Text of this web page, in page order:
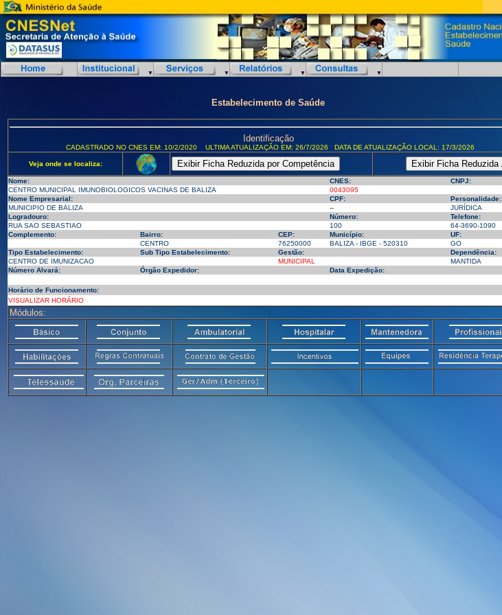
Estabelecimento de Saúde
Identificação
CADASTRADO NO CNES EM: 10/2/2020 ULTIMA ATUALIZAÇÃO EM: 26/7/2026 DATA DE ATUALIZAÇÃO LOCAL: 17/3/2026
Veja onde se localiza:
Nome: CNES:
CNPJ:
CENTRO MUNICIPAL IMUNOBIOLOGICOS VACINAS DE BALIZA
0043095
Nome Empresarial:
CPF:
Personalidade:
MUNICIPIO DE BALIZA
--
JURÍDICA
Logradouro:
Número:
Telefone:
RUA SAO SEBASTIAO
100
64-3690-1090
Complemento:
Bairro: CEP: Município:
UF:
CENTRO
76250000 BALIZA - IBGE - 520310
GO
Tipo Estabelecimento:
Sub Tipo Estabelecimento: Gestão:
Dependência:
CENTRO DE IMUNIZACAO
MUNICIPAL
MANTIDA
Número Alvará:
Órgão Expedidor: Data Expedição:
Horário de Funcionamento:
VISUALIZAR HORÁRIO
Módulos: